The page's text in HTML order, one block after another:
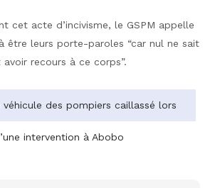
cet acte d’incivisme, le GSPM appelle
être leurs porte-paroles “car nul ne sait
recours à ce corps”.
véhicule des pompiers caillassé lors
intervention à Abobo